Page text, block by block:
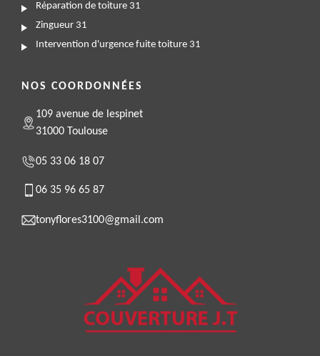
Réparation de toiture 31
Zingueur 31
Intervention d'urgence fuite toiture 31
NOS COORDONNÉES
109 avenue de lespinet
31000 Toulouse
05 33 06 18 07
06 35 96 65 87
tonyflores3100@gmail.com